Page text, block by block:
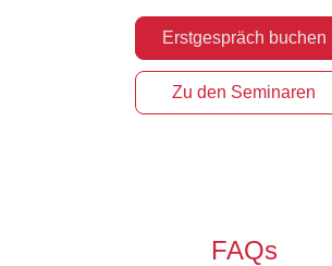
Erstgespräch buchen
Zu den Seminaren
FAQs